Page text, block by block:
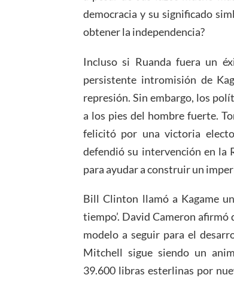
democracia y su significado
obtener la independencia?
Incluso si Ruanda fuera un
persistente intromisión de
represión. Sin embargo, los
a los pies del hombre fuerte.
felicitó por una victoria
defendió su intervención en la
para ayudar a construir un
Bill Clinton llamó a Kagame
tiempo’. David Cameron afirmó
modelo a seguir para el
Mitchell sigue siendo un
39.600 libras esterlinas por